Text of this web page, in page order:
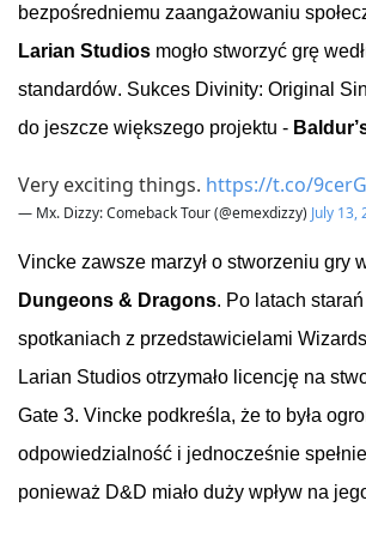
bezpośredniemu zaangażowaniu
Larian Studios mogło stworzyć grę
standardów. Sukces Divinity: Original
do jeszcze większego projektu -
Very exciting things. https://t.co/
— Mx. Dizzy: Comeback Tour (@emexdizzy) July 13,
Vincke zawsze marzył o stworzeniu gry
Dungeons & Dragons. Po latach
spotkaniach z przedstawicielami Wizards
Larian Studios otrzymało licencję na
Gate 3. Vincke podkreśla, że to była
odpowiedzialność i jednocześnie
ponieważ D&D miało duży wpływ na